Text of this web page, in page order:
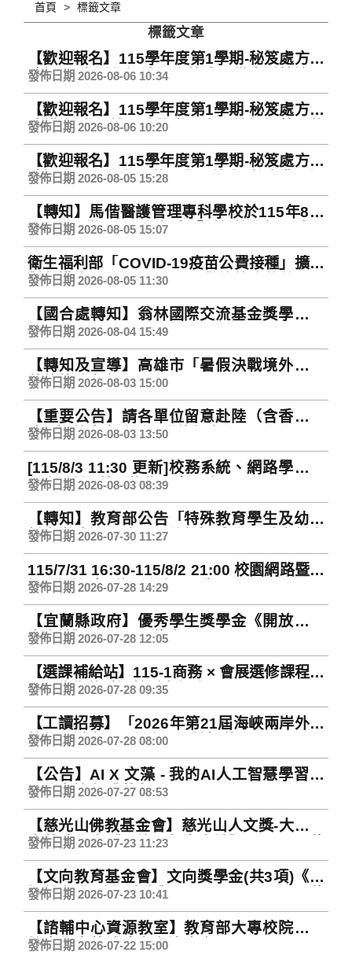
首頁 標籤文章
標籤文章
【歡迎報名】115學年度第1學期-秘笈處方達
陣課程-生活化語法細胞養成：從生活情境開
始的英文語法思考練習
發佈日期 2026-08-06 10:34
【歡迎報名】115學年度第1學期-秘笈處方達
陣講座-世界就是我的辦公室：外語優勢下的
數位遊牧與自媒體經營
發佈日期 2026-08-06 10:20
【歡迎報名】115學年度第1學期-秘笈處方達
陣課程-下一個起飛的是你：外商x航空業沉浸
式實境職場英文全攻略
發佈日期 2026-08-05 15:28
【轉知】馬偕醫護管理專科學校於115年8月
31日(一)辦理114學年度「創新教學課程成果
發表會」
發佈日期 2026-08-05 15:07
衛生福利部「COVID-19疫苗公費接種」擴大
對象措施延長至9月28日，歡迎符合條件民眾
踴躍接種
發佈日期 2026-08-05 11:30
【國合處轉知】翁林國際交流基金獎學金資
訊
發佈日期 2026-08-04 15:49
【轉知及宣導】高雄市「暑假決戰境外」登
革熱獎勵專案
發佈日期 2026-08-03 15:00
【重要公告】請各單位留意赴陸（含香港、
澳門）教育交流活動登錄規定
發佈日期 2026-08-03 13:50
[115/8/3 11:30 更新]校務系統、網路學園、
公文系統...等已恢復正常服務
發佈日期 2026-08-03 08:39
【轉知】教育部公告「特殊教育學生及幼兒
鑑定辦法說明手冊」(修訂版)與學習障礙鑑定
說明影片，供參考運用，詳如說明。
發佈日期 2026-07-30 11:27
115/7/31 16:30-115/8/2 21:00 校園網路暨資
訊系統暫停服務公告(Network and
Information Systems Suspension Notice)
發佈日期 2026-07-28 14:29
【宜蘭縣政府】優秀學生獎學金《開放一般
生申請》(115/9/20截止)
發佈日期 2026-07-28 12:05
【選課補給站】115-1商務 × 會展選修課程來
了！為你的職涯競爭力加分~
發佈日期 2026-07-28 09:35
【工讀招募】「2026年第21屆海峽兩岸外語
教學研討會」工作人員開始招募囉！
發佈日期 2026-07-28 08:00
【公告】AI X 文藻 - 我的AI人工智慧學習歷
程分享競賽 獲獎名單
發佈日期 2026-07-27 08:53
【慈光山佛教基金會】慈光山人文獎-大專學
生獎助學金《開放一般生申請》(115/9/30截
止)
發佈日期 2026-07-23 11:23
【文向教育基金會】文向獎學金(共3項)《限
設籍彰化縣永靖鄉》(115/8/20~115/9/30截
止)
發佈日期 2026-07-23 10:41
【諮輔中心資源教室】教育部大專校院特殊
教育學生獎補助金申請 每年8月1日至9月25
發佈日期 2026-07-22 15:00